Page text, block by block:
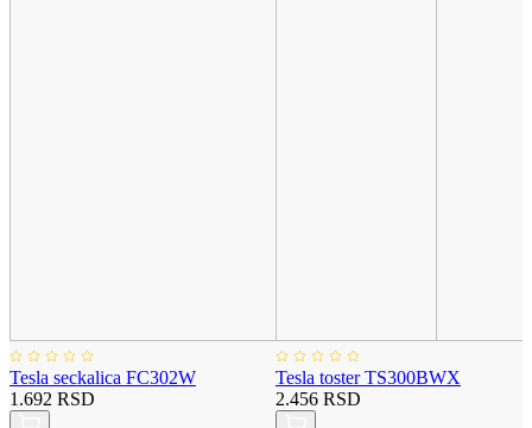
Tesla seckalica FC302W
1.692 RSD
Tesla toster TS300BWX
2.456 RSD